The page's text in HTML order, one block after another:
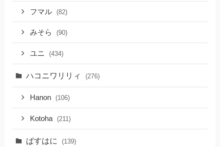
フマル (82)
みそら (90)
ユニ (434)
ハコニワリリィ (276)
Hanon (106)
Kotoha (211)
ぱすはに (139)